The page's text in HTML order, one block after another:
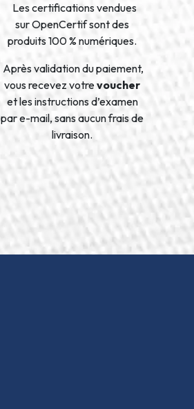
Les certifications vendues
sur OpenCertif sont des
produits 100 % numériques.
Après validation du paiement,
vous recevez votrevoucher
et les instructions d’examen
par e-mail, sans aucun frais de
livraison.